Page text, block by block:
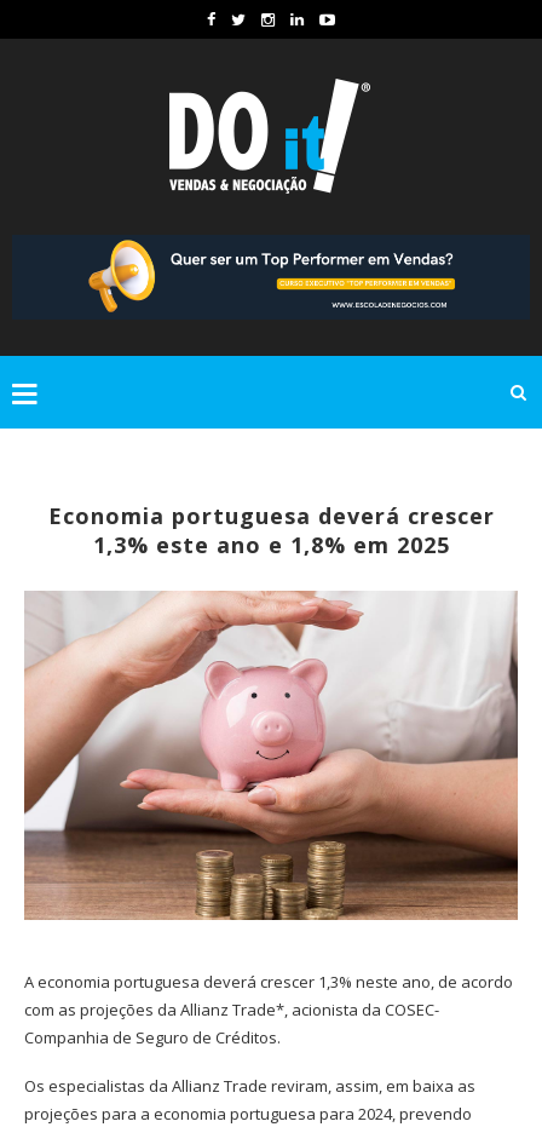
Economia portuguesa deverá crescer
1,3% este ano e 1,8% em 2025
A economia portuguesa deverá crescer 1,3% neste ano, de acordo
com as projeções da Allianz Trade*, acionista da COSEC-
Companhia de Seguro de Créditos.
Os especialistas da Allianz Trade reviram, assim, em baixa as
projeções para a economia portuguesa para 2024, prevendo